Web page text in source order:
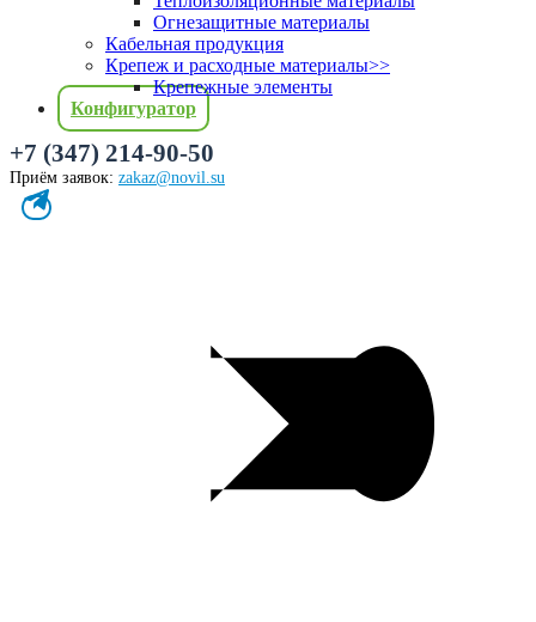
Огнезащитные материалы
Кабельная продукция
Крепеж и расходные материалы>>
Крепежные элементы
Конфигуратор
+7 (347) 214-90-50
Приём заявок: zakaz@novil.su